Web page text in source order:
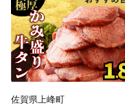
佐賀県上峰町